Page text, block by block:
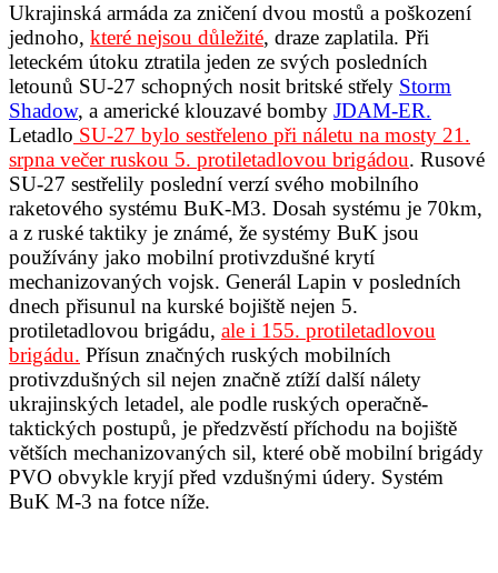
Ukrajinská armáda za zničení dvou mostů a poškození
jednoho, které nejsou důležité, draze zaplatila. Při
leteckém útoku ztratila jeden ze svých posledních
letounů SU-27 schopných nosit britské střely Storm
Shadow, a americké klouzavé bomby JDAM-ER.
Letadlo SU-27 bylo sestřeleno při náletu na mosty 21.
srpna večer ruskou 5. protiletadlovou brigádou. Rusové
SU-27 sestřelily poslední verzí svého mobilního
raketového systému BuK-M3. Dosah systému je 70km,
a z ruské taktiky je známé, že systémy BuK jsou
používány jako mobilní protivzdušné krytí
mechanizovaných vojsk. Generál Lapin v posledních
dnech přisunul na kurské bojiště nejen 5.
protiletadlovou brigádu, ale i 155. protiletadlovou
brigádu. Přísun značných ruských mobilních
protivzdušných sil nejen značně ztíží další nálety
ukrajinských letadel, ale podle ruských operačně-
taktických postupů, je předzvěstí příchodu na bojiště
větších mechanizovaných sil, které obě mobilní brigády
PVO obvykle kryjí před vzdušnými údery. Systém
BuK M-3 na fotce níže.